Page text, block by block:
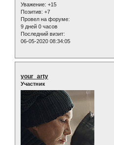
Уважение: +15
Позитив: +7
Провел на форуме:
9 дней 0 часов
Последний визит:
06-05-2020 08:34:05
your_arty
Участник